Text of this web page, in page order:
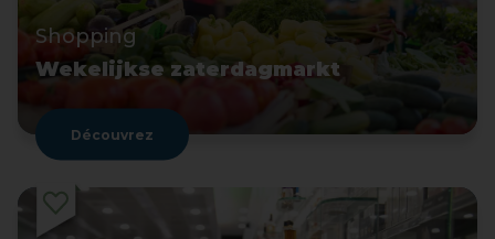
Shopping
Wekelijkse zaterdagmarkt
Découvrez